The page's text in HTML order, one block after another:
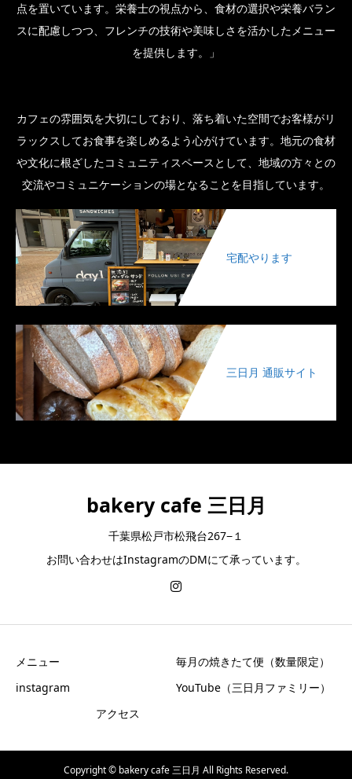
点を置いています。栄養士の視点から、食材の選択や栄養バラン
スに配慮しつつ、フレンチの技術や美味しさを活かしたメニュー
を提供します。」
カフェの雰囲気を大切にしており、落ち着いた空間でお客様がリ
ラックスしてお食事を楽しめるよう心がけています。地元の食材
や文化に根ざしたコミュニティスペースとして、地域の方々との
交流やコミュニケーションの場となることを目指しています。
宅配やります
三日月 通販サイト
bakery cafe 三日月
千葉県松戸市松飛台267−１
お問い合わせはInstagramのDMにて承っています。
メニュー
毎月の焼きたて便（数量限定）
instagram
YouTube（三日月ファミリー）
アクセス
Copyright © bakery cafe 三日月 All Rights Reserved.